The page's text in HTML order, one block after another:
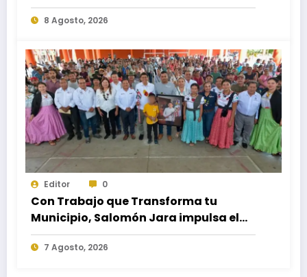
necesidades apremiantes de San
Miguel Tenango
8 Agosto, 2026
Editor 0
Con Trabajo que Transforma tu
Municipio, Salomón Jara impulsa el
desarrollo de Santiago Minas
7 Agosto, 2026